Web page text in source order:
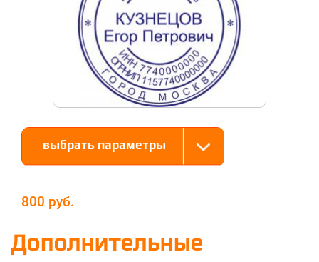
выбрать параметры
800
Дополнительные